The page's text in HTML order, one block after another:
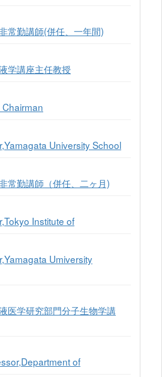
常勤講師(併任、一年間)
学講座主任教授
University School
常勤講師（併任、二ヶ月)
Institute of
Umiversity
医学研究部門分子生物学講
of